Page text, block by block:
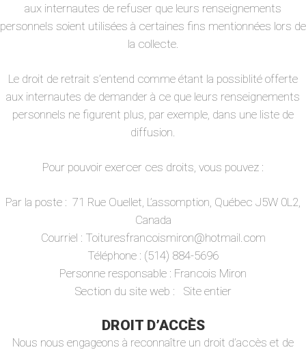
aux internautes de refuser que leurs renseignements
personnels soient utilisées à certaines fins mentionnées lors de
la collecte.
Le droit de retrait s’entend comme étant la possiblité offerte
aux internautes de demander à ce que leurs renseignements
personnels ne figurent plus, par exemple, dans une liste de
diffusion.
Pour pouvoir exercer ces droits, vous pouvez :
Par la poste : 71 Rue Ouellet, L’assomption, Québec J5W 0L2,
Canada
Courriel : Toituresfrancoismiron@hotmail.com
Téléphone : (514) 884-5696
Personne responsable : Francois Miron
Section du site web : Site entier
DROIT D’ACCÈS
Nous nous engageons à reconnaître un droit d’accès et de